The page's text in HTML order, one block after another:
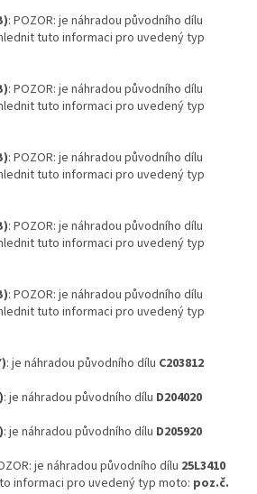
: POZOR: je náhradou původního dílu
tuto informaci pro uvedený typ
: POZOR: je náhradou původního dílu
tuto informaci pro uvedený typ
: POZOR: je náhradou původního dílu
tuto informaci pro uvedený typ
: POZOR: je náhradou původního dílu
tuto informaci pro uvedený typ
: POZOR: je náhradou původního dílu
tuto informaci pro uvedený typ
: je náhradou původního dílu C203812
: je náhradou původního dílu D204020
: je náhradou původního dílu D205920
je náhradou původního dílu 25L3410
informaci pro uvedený typ moto: poz.č.